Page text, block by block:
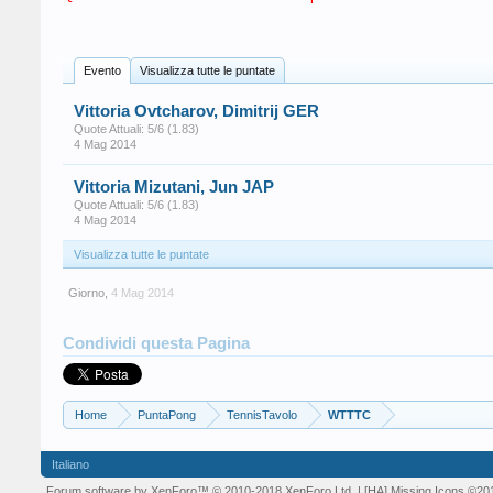
Evento Visualizza tutte le puntate
Vittoria Ovtcharov, Dimitrij GER
Quote Attuali: 5/6 (1.83)
4 Mag 2014
Vittoria Mizutani, Jun JAP
Quote Attuali: 5/6 (1.83)
4 Mag 2014
Visualizza tutte le puntate
Giorno 4 Mag 2014
Condividi questa Pagina
Home PuntaPong TennisTavolo WTTTC
Italiano